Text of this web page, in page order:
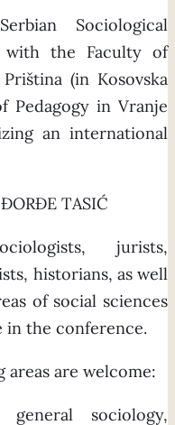
Sociological
with the Faculty of
(in Kosovska
Pedagogy in Vranje
an international
TASIĆ
jurists,
historians, as well
of social sciences
in the conference.
are welcome:
general sociology,